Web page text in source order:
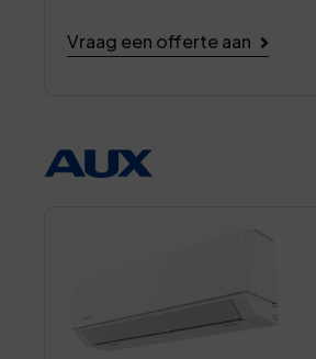
Vraag een offerte aan